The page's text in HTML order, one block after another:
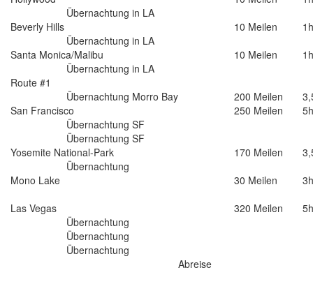
Übernachtung in LA
Beverly Hills
10 Meilen
1h
Übernachtung in LA
Santa Monica/Malibu
10 Meilen
1h
Übernachtung in LA
Route #1
Übernachtung Morro Bay
200 Meilen
San Francisco
250 Meilen
5h
Übernachtung SF
Übernachtung SF
Yosemite National-Park
170 Meilen
Übernachtung
Mono Lake
30 Meilen
3h
Las Vegas
320 Meilen
5h
Übernachtung
Übernachtung
Übernachtung
Abreise